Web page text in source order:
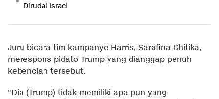
Dirudal Israel
Juru bicara tim kampanye Harris, Sarafina Chitika,
merespons pidato Trump yang dianggap penuh
kebencian tersebut.
"Dia (Trump) tidak memiliki apa pun yang